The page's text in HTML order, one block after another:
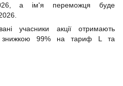
а ім'я переможця буде
учасники акції отримають
знижкою 99% на тариф L та